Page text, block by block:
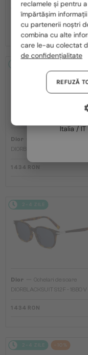
CDIOR S1F - 35A0 D - 56
2 216 RON
Dior
DIORBLACKSUIT S12F - 10A0 V
1 434 RON
2-4 ZILE
Dior
Ochelari de soare
DIORBLACKSUIT S12F - 18B0
1 434 RON
2-4 ZILE -10%
Polska /
United
Austria /
Franța /
Italia / IT
reclamele și pentru
împărtășim
cu partenerii noștri
combina cu alte
care le-au colectat
de confidențialitate
REFUZĂ